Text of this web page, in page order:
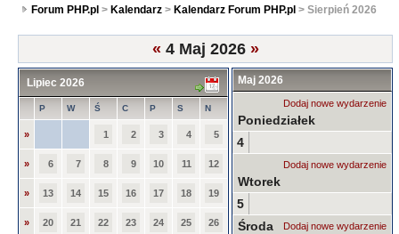
Forum PHP.pl > Kalendarz > Kalendarz Forum PHP.pl > Sierpień 2026
« 4 Maj 2026 »
Lipiec 2026
P W Ś C P S N
» 1 2 3 4 5
» 6 7 8 9 10 11 12
» 13 14 15 16 17 18 19
» 20 21 22 23 24 25 26
Maj 2026
Dodaj nowe wydarzenie
Poniedziałek
4
Dodaj nowe wydarzenie
Wtorek
5
Dodaj nowe wydarzenie
Środa